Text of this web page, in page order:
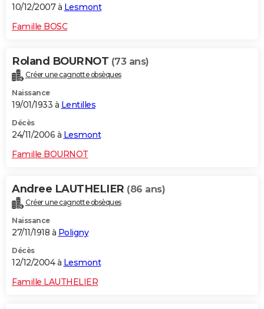
10/12/2007 à Lesmont
Famille BOSC
Roland BOURNOT (73 ans)
Créer une cagnotte obsèques
Naissance
19/01/1933 à Lentilles
Décès
24/11/2006 à Lesmont
Famille BOURNOT
Andree LAUTHELIER (86 ans)
Créer une cagnotte obsèques
Naissance
27/11/1918 à Poligny
Décès
12/12/2004 à Lesmont
Famille LAUTHELIER